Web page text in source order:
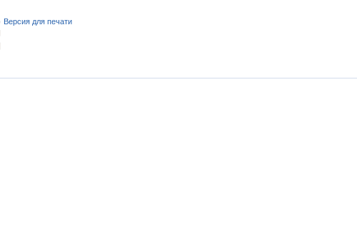
Версия для печати